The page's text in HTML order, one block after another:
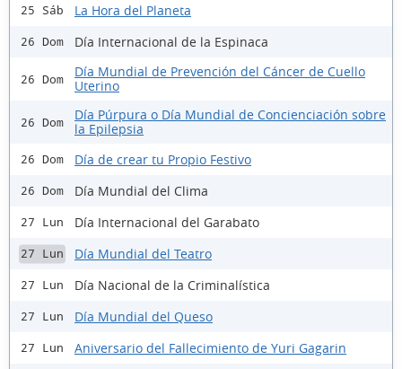
25 Sáb La Hora del Planeta
26 Dom Día Internacional de la Espinaca
26 Dom
Día Mundial de Prevención del Cáncer de Cuello
Uterino
26 Dom
Día Púrpura o Día Mundial de Concienciación sobre
la Epilepsia
26 Dom Día de crear tu Propio Festivo
26 Dom Día Mundial del Clima
27 Lun Día Internacional del Garabato
27 Lun Día Mundial del Teatro
27 Lun Día Nacional de la Criminalística
27 Lun Día Mundial del Queso
27 Lun Aniversario del Fallecimiento de Yuri Gagarin